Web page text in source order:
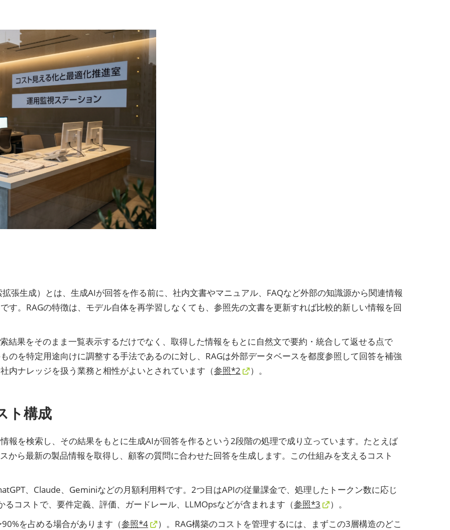
張生成）とは、生成AIが回答を作る前に、社内文書やマニュアル、FAQなど外部の知識源から関連情報
す。RAGの特徴は、モデル自体を再学習しなくても、参照先の文書を更新すれば比較的新しい情報を回
結果をそのまま一覧表示するだけでなく、取得した情報をもとに自然文で要約・統合して返せる点で
のを特定用途向けに調整する手法であるのに対し、RAGは外部データベースを都度参照して回答を補強
内ナレッジを扱う業務と相性がよいとされています（参照*2 ）。
ト構成
報を検索し、その結果をもとに生成AIが回答を作るという2段階の処理で成り立っています。たとえば
から最新の製品情報を取得し、顧客の質問に合わせた回答を生成します。この仕組みを支えるコスト
、Claude、Geminiなどの月額利用料です。2つ目はAPIの従量課金で、処理したトークン数に応じ
コストで、要件定義、評価、ガードレール、LLMOpsなどが含まれます（参照*3
）。
を占める場合があります（参照*4
）。RAG構築のコストを管理するには、まずこの3層構造のどこ